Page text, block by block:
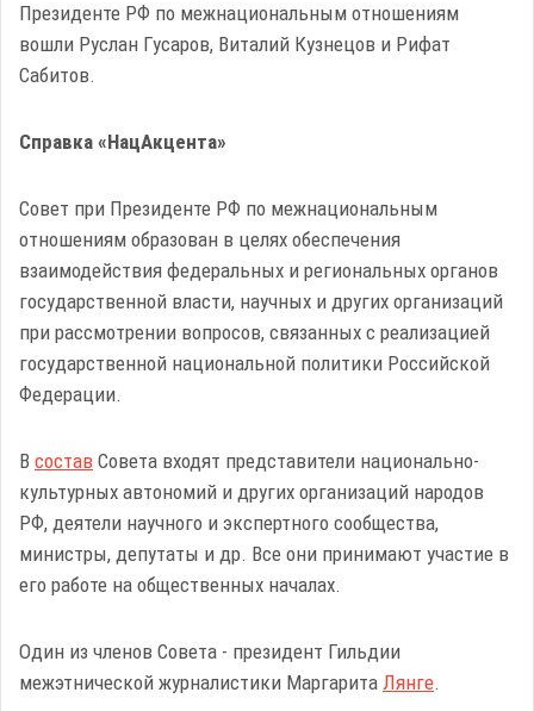
Президенте РФ по межнациональным отношениям
вошли Руслан Гусаров, Виталий Кузнецов и Рифат
Сабитов.
Справка «НацАкцента»
Совет при Президенте РФ по межнациональным
отношениям образован в целях обеспечения
взаимодействия федеральных и региональных органов
государственной власти, научных и других организаций
при рассмотрении вопросов, связанных с реализацией
государственной национальной политики Российской
Федерации.
В состав Совета входят представители национально-
культурных автономий и других организаций народов
РФ, деятели научного и экспертного сообщества,
министры, депутаты и др. Все они принимают участие в
его работе на общественных началах.
Один из членов Совета - президент Гильдии
межэтнической журналистики Маргарита Лянге.